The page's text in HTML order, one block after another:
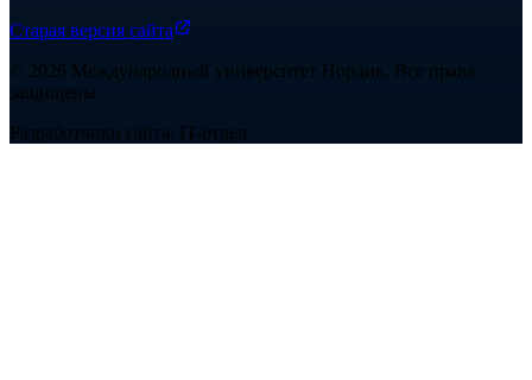
Старая версия сайта
© 2026 Международный университет Нордик . Все права
защищены
Разработчики сайта: IT-отдел